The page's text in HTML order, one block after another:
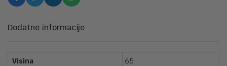
Dodatne informacije
Visina
65